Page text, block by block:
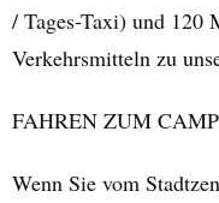
/ Tages-Taxi) und 120
Verkehrsmitteln zu
FAHREN ZUM
Wenn Sie vom